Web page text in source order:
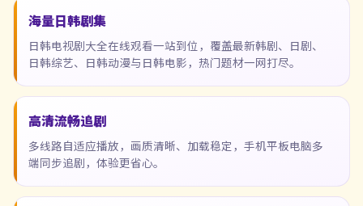
海量日韩剧集
日韩电视剧大全在线观看一站到位，覆盖最新韩剧、日剧、
日韩综艺、日韩动漫与日韩电影，热门题材一网打尽。
高清流畅追剧
多线路自适应播放，画质清晰、加载稳定，手机平板电脑多
端同步追剧，体验更省心。